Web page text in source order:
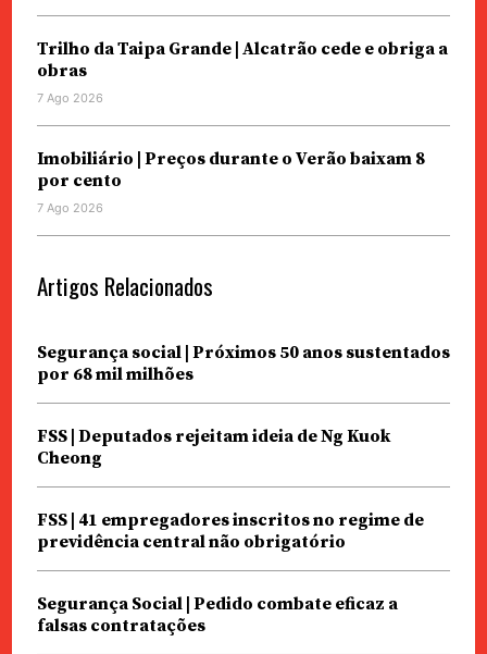
Trilho da Taipa Grande | Alcatrão cede e obriga a
obras
7 Ago 2026
Imobiliário | Preços durante o Verão baixam 8
por cento
7 Ago 2026
Artigos Relacionados
Segurança social | Próximos 50 anos sustentados
por 68 mil milhões
FSS | Deputados rejeitam ideia de Ng Kuok
Cheong
FSS | 41 empregadores inscritos no regime de
previdência central não obrigatório
Segurança Social | Pedido combate eficaz a
falsas contratações